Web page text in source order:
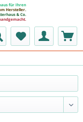
für Ihren
Hersteller.
& Co.